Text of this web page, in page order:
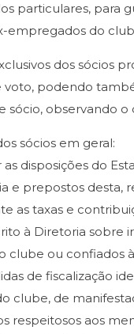
particulares, para
empregados do
dos sócios
voto, podendo
sócio, observando o
sócios em geral:
disposições do
e prepostos desta,
as taxas e
à Diretoria sobre
clube ou confiados
de fiscalização
clube, de
respeitosos aos